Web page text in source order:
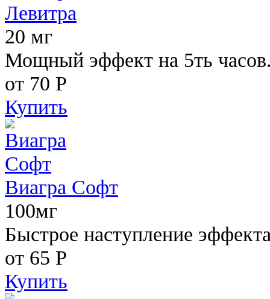
Левитра
20 мг
Мощный эффект на 5ть
от 70 Р
Купить
Виагра Софт
100мг
Быстрое наступление
от 65 Р
Купить